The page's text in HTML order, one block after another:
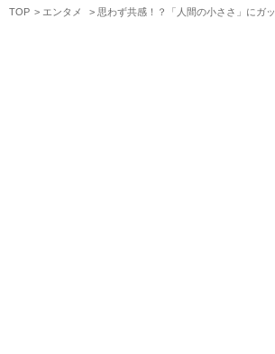
TOP エンタメ 思わず共感！？「人間の小ささ」にガ